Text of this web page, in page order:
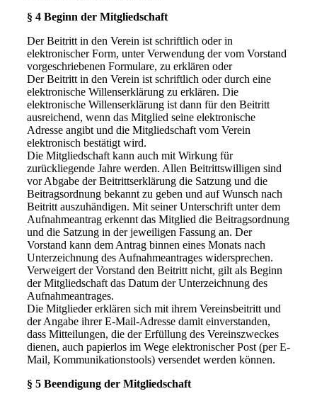
§ 4 Beginn der Mitgliedschaft
Der Beitritt in den Verein ist schriftlich oder in
elektronischer Form, unter Verwendung der vom Vorstand
vorgeschriebenen Formulare, zu erklären oder
Der Beitritt in den Verein ist schriftlich oder durch eine
elektronische Willenserklärung zu erklären. Die
elektronische Willenserklärung ist dann für den Beitritt
ausreichend, wenn das Mitglied seine elektronische
Adresse angibt und die Mitgliedschaft vom Verein
elektronisch bestätigt wird.
Die Mitgliedschaft kann auch mit Wirkung für
zurückliegende Jahre werden. Allen Beitrittswilligen sind
vor Abgabe der Beitrittserklärung die Satzung und die
Beitragsordnung bekannt zu geben und auf Wunsch nach
Beitritt auszuhändigen. Mit seiner Unterschrift unter dem
Aufnahmeantrag erkennt das Mitglied die Beitragsordnung
und die Satzung in der jeweiligen Fassung an. Der
Vorstand kann dem Antrag binnen eines Monats nach
Unterzeichnung des Aufnahmeantrages widersprechen.
Verweigert der Vorstand den Beitritt nicht, gilt als Beginn
der Mitgliedschaft das Datum der Unterzeichnung des
Aufnahmeantrages.
Die Mitglieder erklären sich mit ihrem Vereinsbeitritt und
der Angabe ihrer E-Mail-Adresse damit einverstanden,
dass Mitteilungen, die der Erfüllung des Vereinszweckes
dienen, auch papierlos im Wege elektronischer Post (per E-
Mail, Kommunikationstools) versendet werden können.
§ 5 Beendigung der Mitgliedschaft